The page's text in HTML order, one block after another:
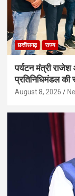
छत्तीसगढ़ राज्य
पर्यटन मंत्री
प्रतिनिधिमंडल की
August 8, 2026